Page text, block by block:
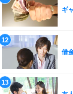
ギ
借